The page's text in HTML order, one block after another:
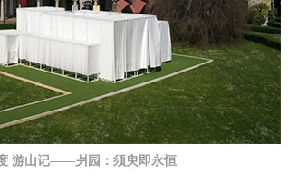
游山记——爿园：须臾即永恒